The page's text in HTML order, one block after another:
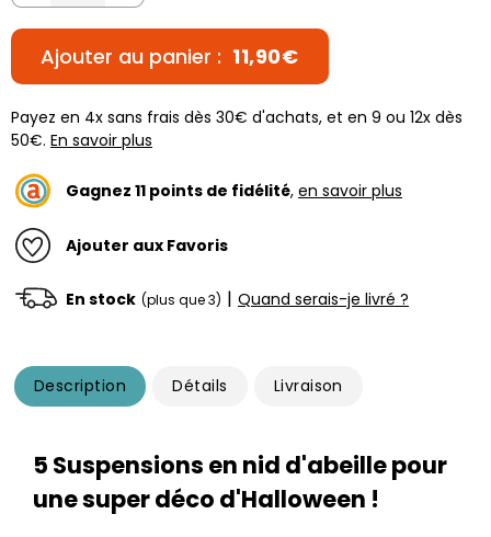
Ajouter au panier : 11,90€
Payez en 4x sans frais dès 30€ d'achats, et en 9 ou 12x dès
50€. En savoir plus
Gagnez 11 points de fidélité, en savoir plus
Ajouter aux Favoris
En stock (plus que 3) | Quand serais-je livré ?
Description Détails Livraison
5 Suspensions en nid d'abeille pour
une super déco d'Halloween !